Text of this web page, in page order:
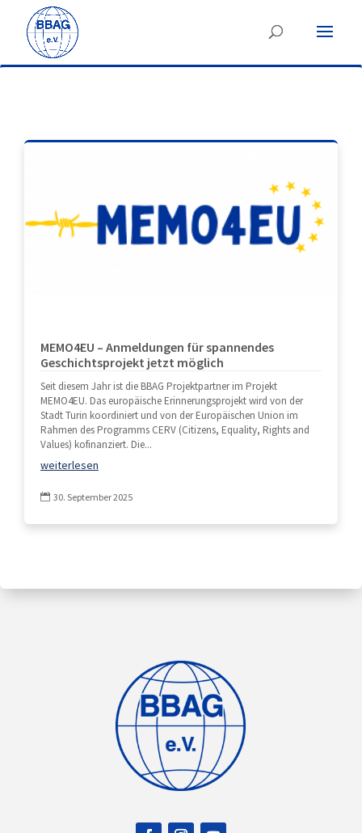
MEMO4EU – Anmeldungen für spannendes
Geschichtsprojekt jetzt möglich
Seit diesem Jahr ist die BBAG Projektpartner im Projekt
MEMO4EU. Das europäische Erinnerungsprojekt wird von der
Stadt Turin koordiniert und von der Europäischen Union im
Rahmen des Programms CERV (Citizens, Equality, Rights and
Values) kofinanziert. Die...
weiterlesen
 30. September 2025